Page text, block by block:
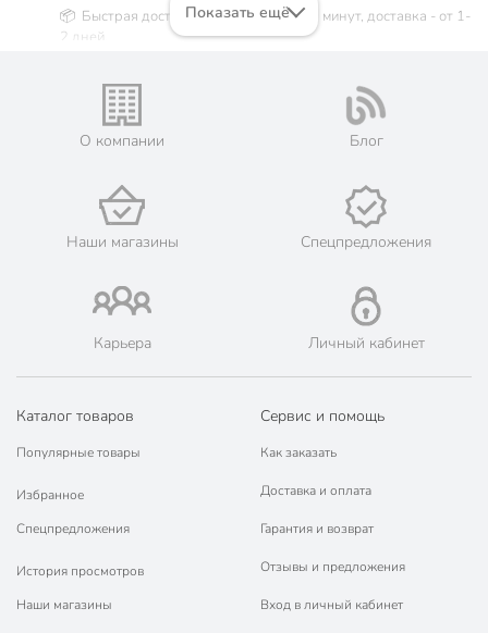
📦 Быстрая доставка. Самовывоз от 60 минут, доставка - от 1-
2 дней.
Жители Московской области могут сделать заказ и оплатить
его онлайн на официальном сайте сети магазинов Порядок.
💳 Оплата: онлайн на сайте интернет-гипермаркета или
🛍 Скидки, акции, распродажи каждый день!
📜 Только оригинальная продукция. Интернет-гипермаркет
Порядок - официальный представитель ведущих мировых
марок.
Показать ещё
О компании Блог
Наши магазины Спецпредложения
Карьера Личный кабинет
Каталог товаров
Популярные товары
Избранное
Спецпредложения
История просмотров
Наши магазины
Сервис и помощь
Как заказать
Доставка и оплата
Гарантия и возврат
Отзывы и предложения
Вход в личный кабинет